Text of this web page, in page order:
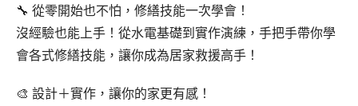
🔧 從零開始也不怕，修繕技能一次學會！
沒經驗也能上手！從水電基礎到實作演練，手把手帶你學
會各式修繕技能，讓你成為居家救援高手！
🎨 設計＋實作，讓你的家更有感！